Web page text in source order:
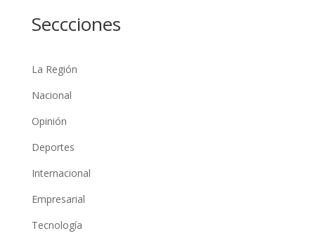
Seccciones
La Región
Nacional
Opinión
Deportes
Internacional
Empresarial
Tecnología